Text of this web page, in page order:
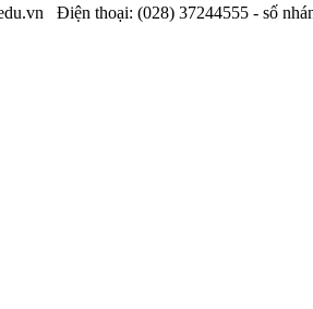
Điện thoại: (028) 37244555 - số